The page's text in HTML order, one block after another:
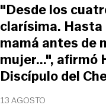
13 AGOSTO
"Desde los
clarísima.
mamá antes de
mujer...", afirmó
Discípulo del